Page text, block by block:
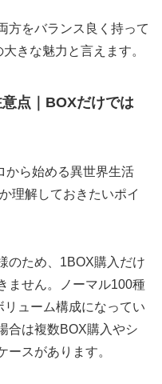
方をバランス良く持って
きな魅力と言えます。
点｜BOXだけでは
から始める異世界生活
理解しておきたいポイ
のため、1BOX購入だけ
ません。ノーマル100種
リューム構成になってい
合は複数BOX購入やシ
ースがあります。